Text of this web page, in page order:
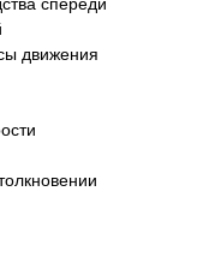
движения